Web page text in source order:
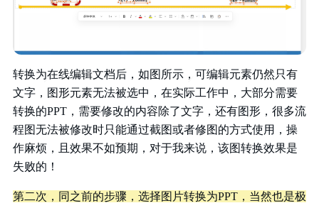
转换为在线编辑文档后，如图所示，可编辑元素仍然只有
文字，图形元素无法被选中，在实际工作中，大部分需要
转换的PPT，需要修改的内容除了文字，还有图形，很多流
程图无法被修改时只能通过截图或者修图的方式使用，操
作麻烦，且效果不如预期，对于我来说，该图转换效果是
失败的！
第二次，同之前的步骤，选择图片转换为PPT，当然也是极